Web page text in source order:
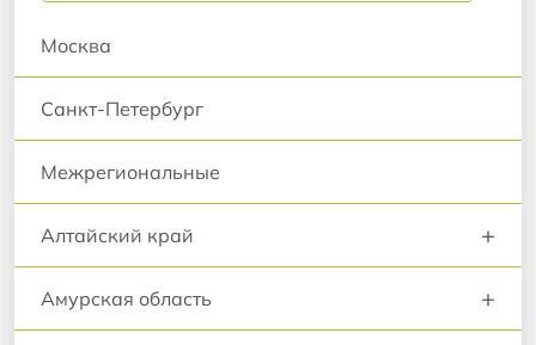
Москва
Санкт-Петербург
Межрегиональные
Алтайский край +
Амурская область +